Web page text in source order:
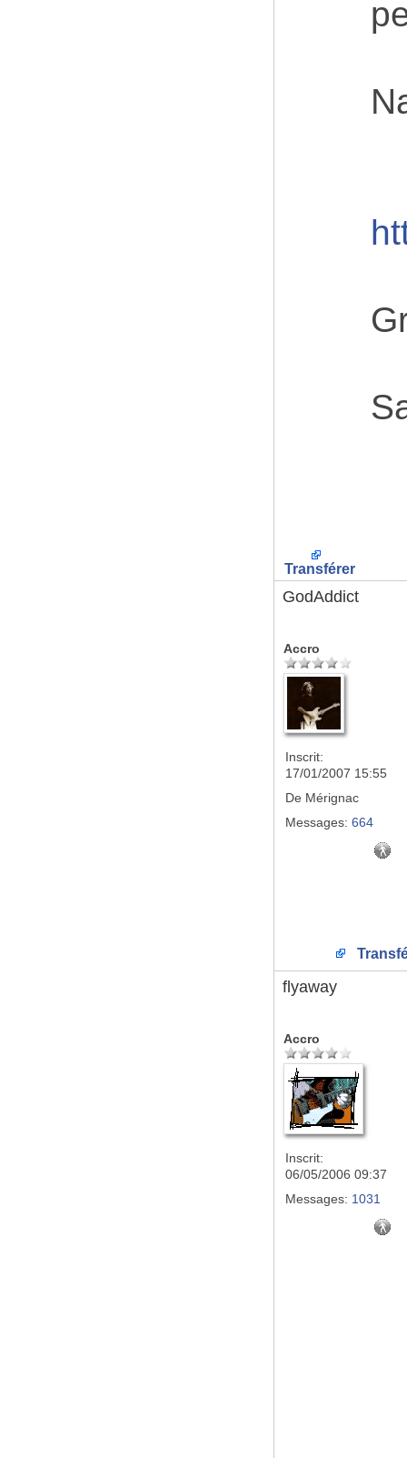
Transférer
GodAddict
Accro
Inscrit:
17/01/2007 15:55
De Mérignac
Messages: 664
flyaway
Accro
Inscrit:
06/05/2006 09:37
Messages: 1031